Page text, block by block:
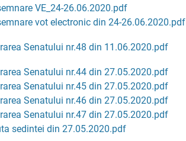
VE_24-26.06.2020.pdf
vot electronic din 24-26.06.2020.pdf
Senatului nr.48 din 11.06.2020.pdf
Senatului nr.44 din 27.05.2020.pdf
Senatului nr.45 din 27.05.2020.pdf
Senatului nr.46 din 27.05.2020.pdf
Senatului nr.47 din 27.05.2020.pdf
sedintei din 27.05.2020.pdf